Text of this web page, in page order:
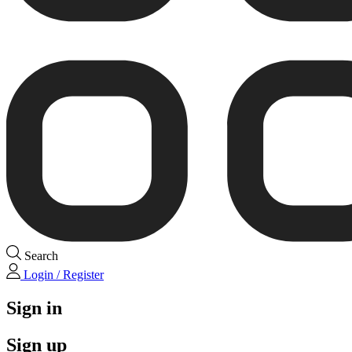
Search
Login / Register
Sign in
Sign up